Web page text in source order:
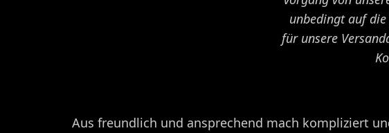
unbedingt auf
für unsere
Aus freundlich und ansprechend mach kompliziert